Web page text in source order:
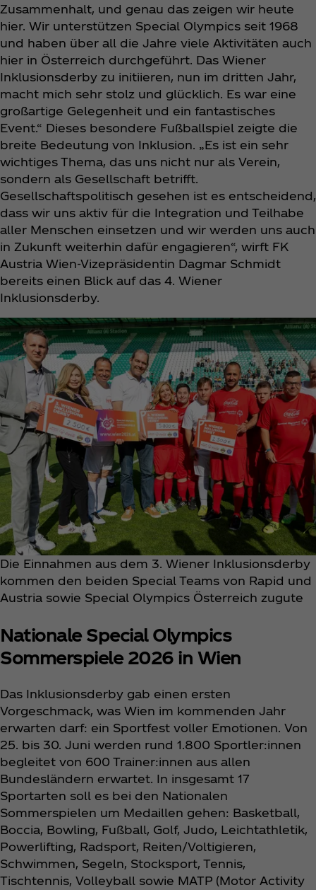
Zusammenhalt, und genau das zeigen wir heute
hier. Wir unterstützen Special Olympics seit 1968
und haben über all die Jahre viele Aktivitäten auch
hier in Österreich durchgeführt. Das Wiener
Inklusionsderby zu initiieren, nun im dritten Jahr,
macht mich sehr stolz und glücklich. Es war eine
großartige Gelegenheit und ein fantastisches
Event.“ Dieses besondere Fußballspiel zeigte die
breite Bedeutung von Inklusion. „Es ist ein sehr
wichtiges Thema, das uns nicht nur als Verein,
sondern als Gesellschaft betrifft.
Gesellschaftspolitisch gesehen ist es entscheidend,
dass wir uns aktiv für die Integration und Teilhabe
aller Menschen einsetzen und wir werden uns auch
in Zukunft weiterhin dafür engagieren“, wirft FK
Austria Wien-Vizepräsidentin Dagmar Schmidt
bereits einen Blick auf das 4. Wiener
Inklusionsderby.
Die Einnahmen aus dem 3. Wiener Inklusionsderby
kommen den beiden Special Teams von Rapid und
Austria sowie Special Olympics Österreich zugute
Nationale Special Olympics
Sommerspiele 2026 in Wien
Das Inklusionsderby gab einen ersten
Vorgeschmack, was Wien im kommenden Jahr
erwarten darf: ein Sportfest voller Emotionen. Von
25. bis 30. Juni werden rund 1.800 Sportler:innen
begleitet von 600 Trainer:innen aus allen
Bundesländern erwartet. In insgesamt 17
Sportarten soll es bei den Nationalen
Sommerspielen um Medaillen gehen: Basketball,
Boccia, Bowling, Fußball, Golf, Judo, Leichtathletik,
Powerlifting, Radsport, Reiten/Voltigieren,
Schwimmen, Segeln, Stocksport, Tennis,
Tischtennis, Volleyball sowie MATP (Motor Activity